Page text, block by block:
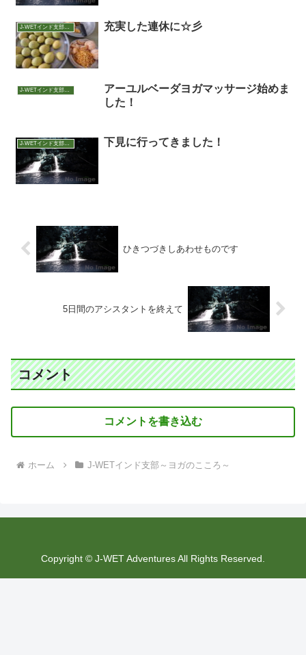
J-WETインド支部～ヨガのこころ～ 充実した連休に☆彡
J-WETインド支部～ヨガのこころ～
アーユルベーダヨガマッサージ始めま
した！
J-WETインド支部～ヨガのこころ～ 下見に行ってきました！
ひきつづきしあわせものです
5日間のアシスタントを終えて
コメント
コメントを書き込む
ホーム J-WETインド支部～ヨガのこころ～
Copyright © J-WET Adventures All Rights Reserved.